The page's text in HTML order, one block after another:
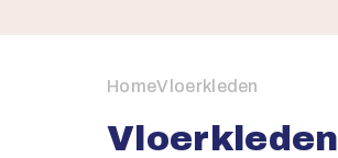
HomeVloerkleden
Vloerkleden